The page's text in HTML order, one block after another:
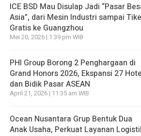
ICE BSD Mau Disulap Jadi “Pasar
Asia”, dari Mesin Industri sampai
Gratis ke Guangzhou
Mei 20, 2026 | 1:39 pm WIB
PHI Group Borong 2 Penghargaan di
Grand Honors 2026, Ekspansi 27
dan Bidik Pasar ASEAN
April 21, 2026 | 11:35 am WIB
Ocean Nusantara Grup Bentuk Dua
Anak Usaha, Perkuat Layanan